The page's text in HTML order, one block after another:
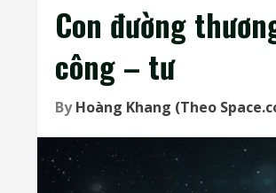
Con đường
công – tư
ByHoàng Khang (Theo